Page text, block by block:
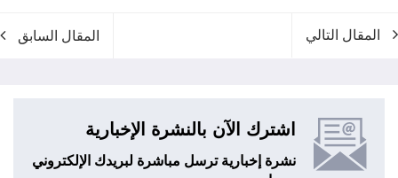
المقال التالي المقال السابق
اشترك الآن بالنشرة الإخبارية
نشرة إخبارية ترسل مباشرة لبريدك الإلكتروني